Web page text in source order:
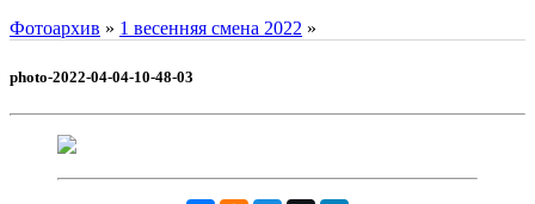
Фотоархив » 1 весенняя смена 2022 »
photo-2022-04-04-10-48-03